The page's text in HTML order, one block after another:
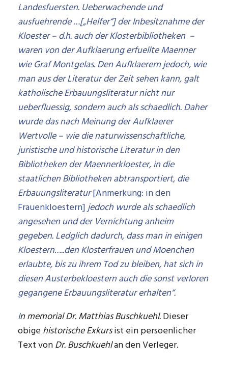
Landesfuersten. Ueberwachende und
ausfuehrende …[„Helfer“] der Inbesitznahme der
Kloester – d.h. auch der Klosterbibliotheken –
waren von der Aufklaerung erfuellte Maenner
wie Graf Montgelas. Den Aufklaerern jedoch, wie
man aus der Literatur der Zeit sehen kann, galt
katholische Erbauungsliteratur nicht nur
ueberfluessig, sondern auch als schaedlich. Daher
wurde das nach Meinung der Aufklaerer
Wertvolle – wie die naturwissenschaftliche,
juristische und historische Literatur in den
Bibliotheken der Maennerkloester, in die
staatlichen Bibliotheken abtransportiert, die
Erbauungsliteratur[Anmerkung: in den
Frauenkloestern] jedoch wurde als schaedlich
angesehen und der Vernichtung anheim
gegeben. Ledglich dadurch, dass man in einigen
Kloestern…..den Klosterfrauen und Moenchen
erlaubte, bis zu ihrem Tod zu bleiben, hat sich in
diesen Austerbekloestern auch die sonst verloren
gegangene Erbauungsliteratur erhalten“.
In memorial Dr. Matthias Buschkuehl. Dieser
obige historische Exkursist ein persoenlicher
Text von Dr. Buschkuehlan den Verleger.